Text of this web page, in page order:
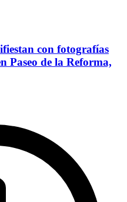
con fotografías
Paseo de la Reforma,